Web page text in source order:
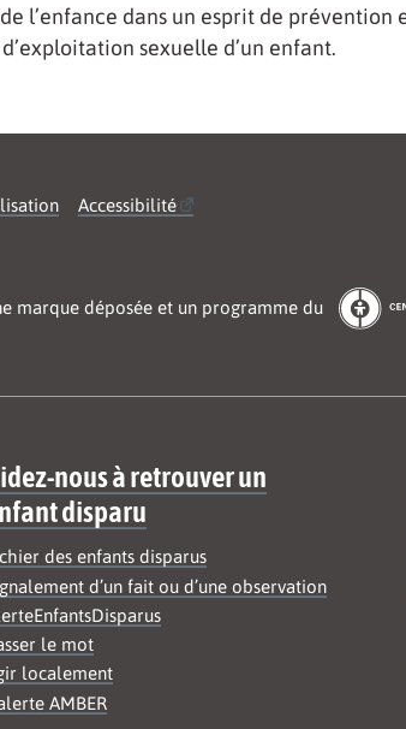
l’enfance dans un esprit de
sexuelle d’un enfant.
Accessibilité
marque déposée et un programme du
nous à retrouver un
disparu
des enfants disparus
d’un fait ou d’une observation
le mot
localement
AMBER